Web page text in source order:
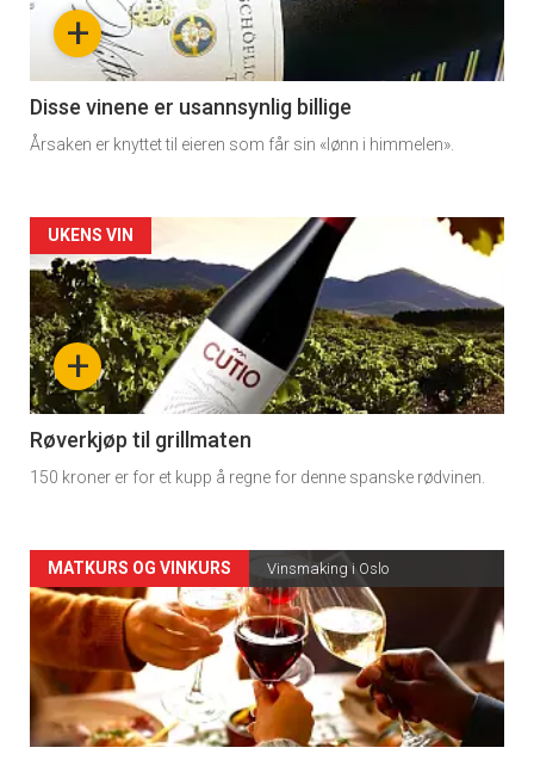
nå
3
+
Disse vinene er usannsynlig billige
Årsaken er knyttet til eieren som får sin «lønn i himmelen».
Forsiden
akkurat
nå
-
4
+
UKENS VIN
Røverkjøp til grillmaten
150 kroner er for et kupp å regne for denne spanske rødvinen.
Forsiden
akkurat
nå
-
MATKURS OG VINKURS Vinsmaking i Oslo